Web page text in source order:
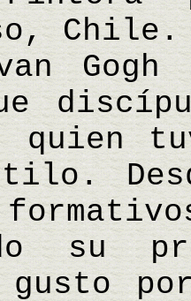
Chile.
quien
su
gusto